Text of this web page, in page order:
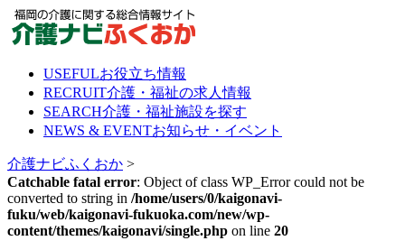
Skip
to
content
USEFULお役立ち情報
RECRUIT介護・福祉の求人情報
SEARCH介護・福祉施設を探す
NEWS & EVENTお知らせ・イベント
介護ナビふくおか >
Catchable fatal error: Object of class WP_Error could not be
converted to string in /home/users/0/kaigonavi-
fuku/web/kaigonavi-fukuoka.com/new/wp-
content/themes/kaigonavi/single.php on line 20